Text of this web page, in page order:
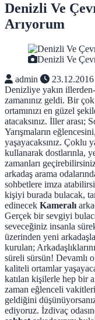
Denizli Ve
Arıyorum
Denizli Ve
admin
23.12.2016
Denizliye yakın illerden-
zamanınız geldi. Bir
ortamınızı en güzel
atacaksınız. İller arası;
Yarışmaların
yaşayacaksınız. Çoklu
kullanarak dostlarınla,
zamanları
arkadaş arama
sohbetlere imza
kişiyi burada bulacak,
edinecek Kameralı
Gerçek bir sevgiyi
seveceğiniz insanla
üzerinden yeni
kurulan;
süreli sürsün! Devamlı
kaliteli ortamlar
katılan kişilerle hep bir
zaman eğlenceli
geldiğini
ediyoruz. İzdivaç